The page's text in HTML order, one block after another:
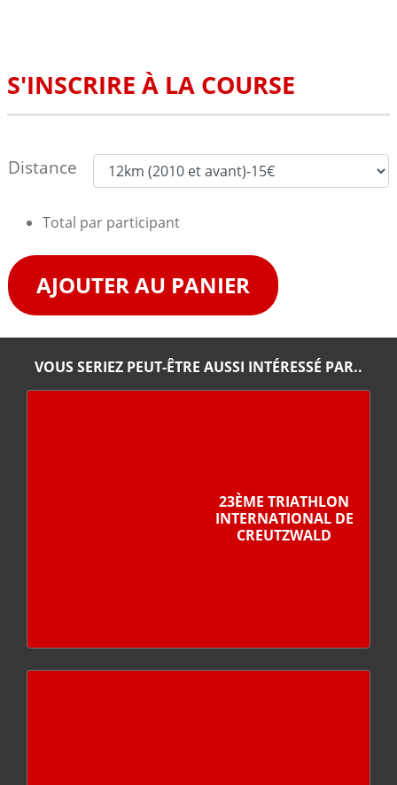
S'INSCRIRE À LA COURSE
Distance
Total par participant
AJOUTER AU PANIER
VOUS SERIEZ PEUT-ÊTRE AUSSI INTÉRESSÉ PAR..
23ÈME TRIATHLON
INTERNATIONAL DE
CREUTZWALD